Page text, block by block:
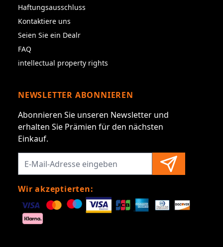
Haftungsausschluss
Kontaktiere uns
Seien Sie ein Dealr
FAQ
intellectual property rights
NEWSLETTER ABONNIEREN
Abonnieren Sie unseren Newsletter und
erhalten Sie Prämien für den nächsten
Einkauf.
Wir akzeptierten: